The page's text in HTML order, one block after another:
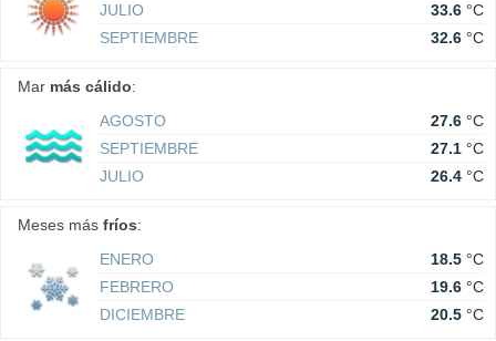
JULIO
33.6 °C
SEPTIEMBRE
32.6 °C
Mar más cálido:
AGOSTO
27.6 °C
SEPTIEMBRE
27.1 °C
JULIO
26.4 °C
Meses más fríos:
ENERO
18.5 °C
FEBRERO
19.6 °C
DICIEMBRE
20.5 °C